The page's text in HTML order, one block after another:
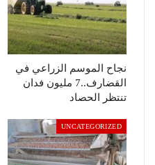
نجاح الموسم الزراعي في
القضارف..7 مليون فدان
تنتظر الحصاد
UNCATEGORIZED